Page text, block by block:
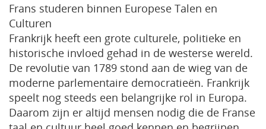
Frans studeren binnen Europese Talen en
Culturen
Frankrijk heeft een grote culturele, politieke en
historische invloed gehad in de westerse wereld.
De revolutie van 1789 stond aan de wieg van de
moderne parlementaire democratieën. Frankrijk
speelt nog steeds een belangrijke rol in Europa.
Daarom zijn er altijd mensen nodig die de Franse